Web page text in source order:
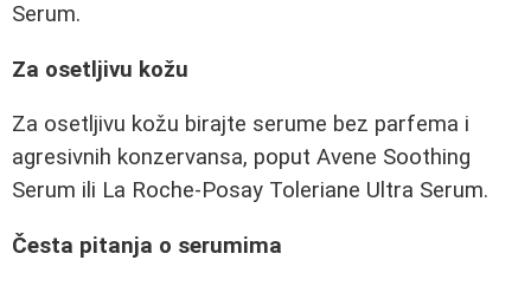
Serum.
Za osetljivu kožu
Za osetljivu kožu birajte serume bez parfema i
agresivnih konzervansa, poput Avene Soothing
Serum ili La Roche-Posay Toleriane Ultra Serum.
Česta pitanja o serumima